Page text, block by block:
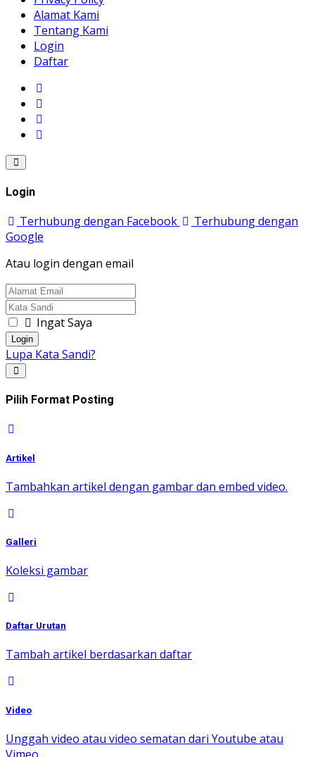
Alamat Kami
Tentang Kami
Login
Daftar
Login
Terhubung dengan Facebook
Terhubung dengan
Google
Atau login dengan email
Ingat Saya
Login
Lupa Kata Sandi?
Pilih Format Posting
Artikel
Tambahkan artikel dengan gambar dan embed video.
Galleri
Koleksi gambar
Daftar Urutan
Tambah artikel berdasarkan daftar
Video
Unggah video atau video sematan dari Youtube atau